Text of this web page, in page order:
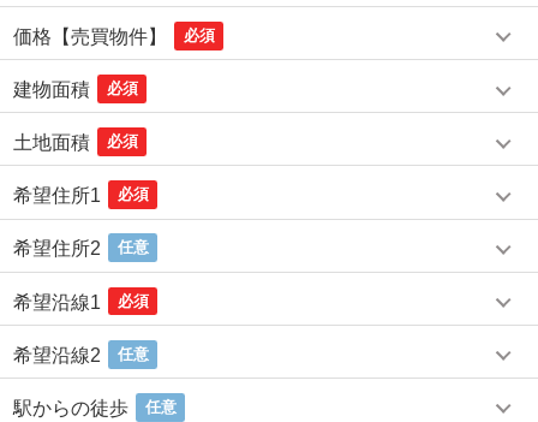
価格【売買物件】 必須
建物面積 必須
土地面積 必須
希望住所1 必須
希望住所2 任意
希望沿線1 必須
希望沿線2 任意
駅からの徒歩 任意